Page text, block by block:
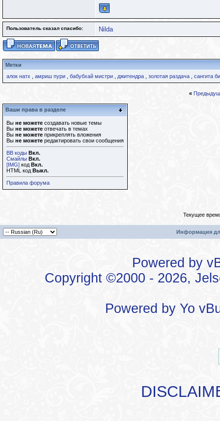
Пользователь сказал cпасибо: Nilda
Метки
алок натх
амриш пури бабубхай мистри джитендра золотая раздача сангита
«
Ваши права в разделе
Вы не можете создавать новые темы
Вы не можете отвечать в темах
Вы не можете прикреплять вложения
Вы не можете редактировать свои сообщения
BB коды Вкл.
Смайлы Вкл.
[IMG] код Вкл.
HTML код Выкл.
Правила форума
Текущее
Информация
Powered by
Copyright ©2000 - 2026,
Powered by Yo